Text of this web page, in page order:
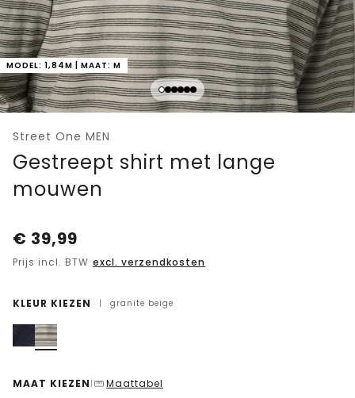
MODEL: 1,84M | MAAT: M
Street One MEN
Gestreept shirt met lange
mouwen
€ 39,99
Prijs incl. BTW excl. verzendkosten
KLEUR KIEZEN | granite beige
MAAT KIEZEN | Maattabel